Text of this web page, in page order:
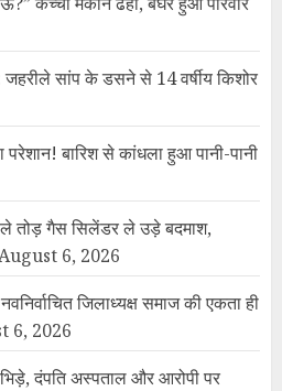
जहरीले सांप के डसने से 14 वर्षीय किशोर
बारिश से कांधला हुआ पानी-पानी
तोड़ गैस सिलेंडर ले उड़े बदमाश,
6, 2026
जिलाध्यक्ष समाज की एकता ही
6, 2026
दंपति अस्पताल और आरोपी पर